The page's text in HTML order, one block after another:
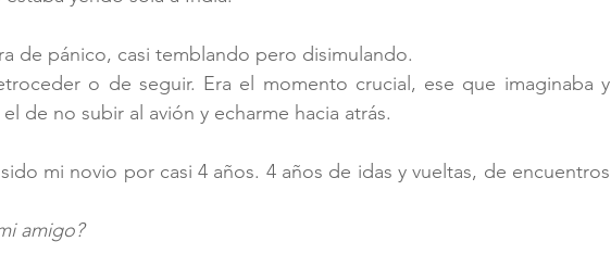
de pánico, casi temblando pero disimulando.
o de seguir. Era el momento crucial, ese que imaginaba y
de no subir al avión y echarme hacia atrás.
mi novio por casi 4 años. 4 años de idas y vueltas, de encuentros
amigo?